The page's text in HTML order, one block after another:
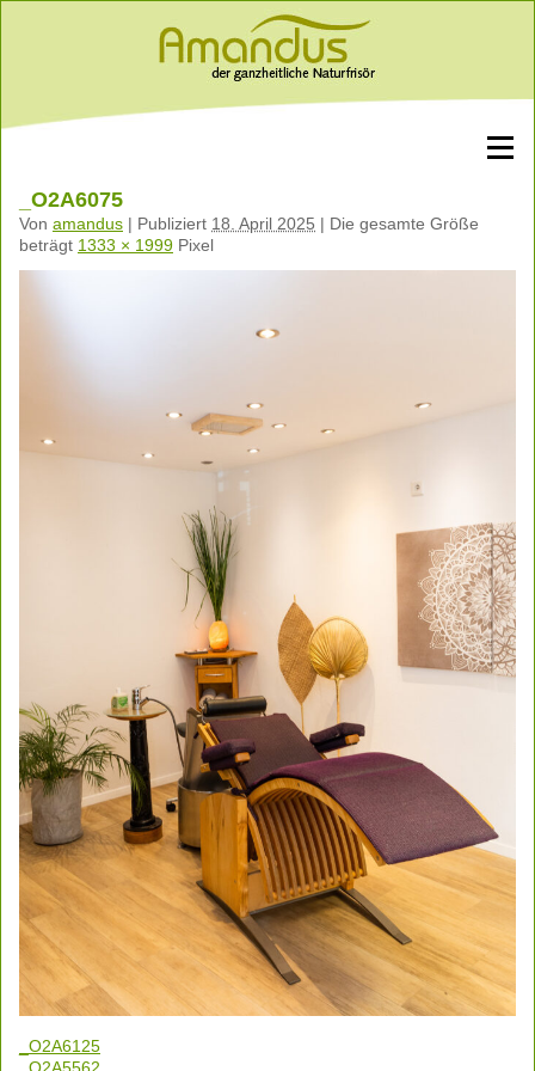
_O2A6075
Von amandus | Publiziert 18. April 2025 | Die gesamte Größe
beträgt 1333 × 1999 Pixel
_O2A6125
_O2A5562